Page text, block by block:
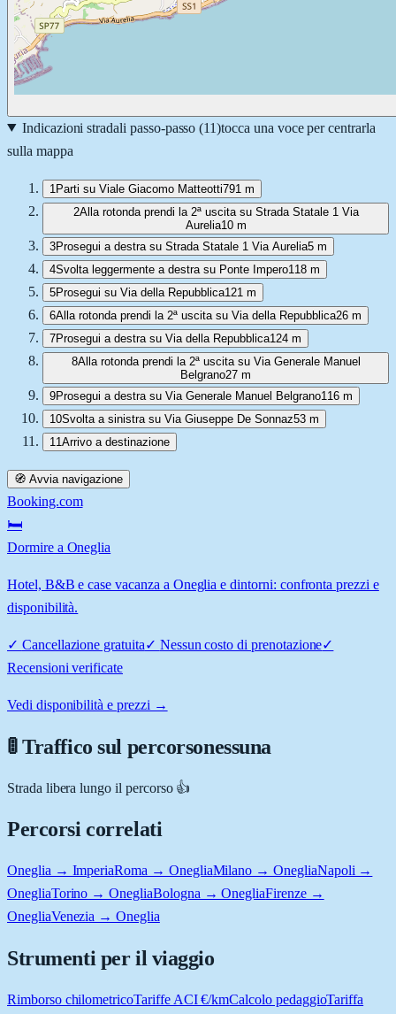
Indicazioni stradali passo-passo (11)tocca una voce per centrarla
sulla mappa
1 Parti su Viale Giacomo Matteotti791 m
2Alla rotonda prendi la 2ª uscita su Strada Statale 1 Via
Aurelia10 m
3Prosegui a destra su Strada Statale 1 Via Aurelia5 m
4Svolta leggermente a destra su Ponte Impero118 m
5Prosegui su Via della Repubblica121 m
6Alla rotonda prendi la 2ª uscita su Via della Repubblica26 m
7Prosegui a destra su Via della Repubblica124 m
8Alla rotonda prendi la 2ª uscita su Via Generale Manuel
Belgrano27 m
9Prosegui a destra su Via Generale Manuel Belgrano116 m
10Svolta a sinistra su Via Giuseppe De Sonnaz53 m
11Arrivo a destinazione
🧭 Avvia navigazione
Booking.com
🛏️
Dormire a Oneglia
Hotel, B&B e case vacanza a Oneglia e dintorni: confronta prezzi e
disponibilità.
✓ Cancellazione gratuita✓ Nessun costo di prenotazione✓
Recensioni verificate
Vedi disponibilità e prezzi →
🚦 Traffico sul percorsonessuna
Strada libera lungo il percorso 👍
Percorsi correlati
Oneglia → ImperiaRoma → OnegliaMilano → OnegliaNapoli →
OnegliaTorino → OnegliaBologna → OnegliaFirenze →
OnegliaVenezia → Oneglia
Strumenti per il viaggio
Rimborso chilometricoTariffe ACI €/kmCalcolo pedaggioTariffa